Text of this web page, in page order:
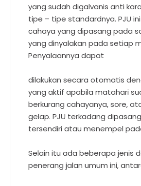
yang sudah digalvanis anti
tipe – tipe standardnya. PJU
cahaya yang dipasang pada
yang dinyalakan pada setiap
Penyalaannya dapat
dilakukan secara otomatis
yang aktif apabila matahari
berkurang cahayanya, sore,
gelap. PJU terkadang
tersendiri atau menempel
Selain itu ada beberapa jenis
penerang jalan umum ini,